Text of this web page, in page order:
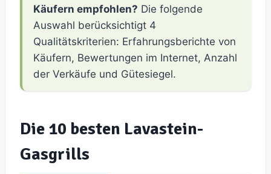
Käufern empfohlen? Die folgende
Auswahl berücksichtigt 4
Qualitätskriterien: Erfahrungsberichte von
Käufern, Bewertungen im Internet, Anzahl
der Verkäufe und Gütesiegel.
Die 10 besten Lavastein-
Gasgrills